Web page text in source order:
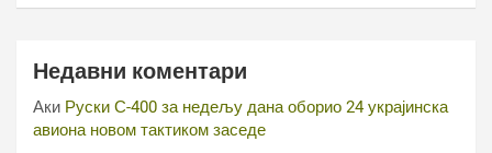
Недавни коментари
Аки Руски С-400 за недељу дана оборио 24 украјинска
авиона новом тактиком заседе